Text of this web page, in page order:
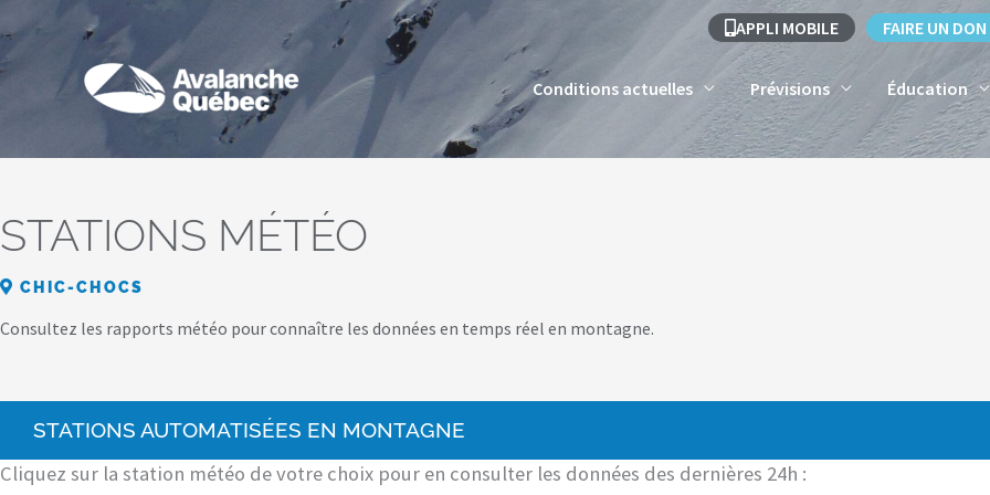
au
contenu
APPLI MOBILE FAIRE UN DON
Conditions actuelles Prévisions Éducation
STATIONS MÉTÉO
CHIC-CHOCS
Consultez les rapports météo pour connaître les données en temps réel en montagne.
STATIONS AUTOMATISÉES EN MONTAGNE
Cliquez sur la station météo de votre choix pour en consulter les données des dernières 24h :